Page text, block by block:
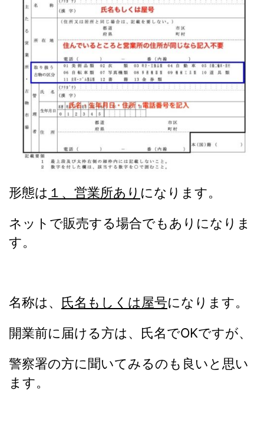
形態は １、営業所あり になります。
ネットで販売する場合でもありになりま
す。
名称は、 氏名もしくは屋号になります。
開業前に届ける方は、氏名でOKですが、
警察署の方に聞いてみるのも良いと思い
ます。